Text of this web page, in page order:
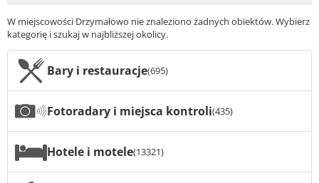
W miejscowości Drzymałowo nie znaleziono żadnych obiektów. Wybierz
kategorię i szukaj w najbliższej okolicy.
Bary i restauracje(695)
Fotoradary i miejsca kontroli(435)
Hotele i motele(13321)